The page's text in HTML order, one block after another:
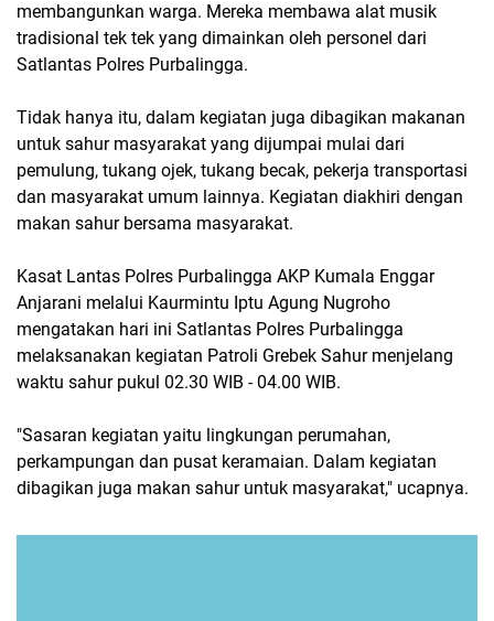
membangunkan warga. Mereka membawa alat musik
tradisional tek tek yang dimainkan oleh personel dari
Satlantas Polres Purbalingga.
Tidak hanya itu, dalam kegiatan juga dibagikan makanan
untuk sahur masyarakat yang dijumpai mulai dari
pemulung, tukang ojek, tukang becak, pekerja transportasi
dan masyarakat umum lainnya. Kegiatan diakhiri dengan
makan sahur bersama masyarakat.
Kasat Lantas Polres PurbaIingga AKP Kumala Enggar
Anjarani melalui Kaurmintu Iptu Agung Nugroho
mengatakan hari ini Satlantas Polres Purbalingga
melaksanakan kegiatan Patroli Grebek Sahur menjelang
waktu sahur pukul 02.30 WIB - 04.00 WIB.
"Sasaran kegiatan yaitu lingkungan perumahan,
perkampungan dan pusat keramaian. Dalam kegiatan
dibagikan juga makan sahur untuk masyarakat," ucapnya.